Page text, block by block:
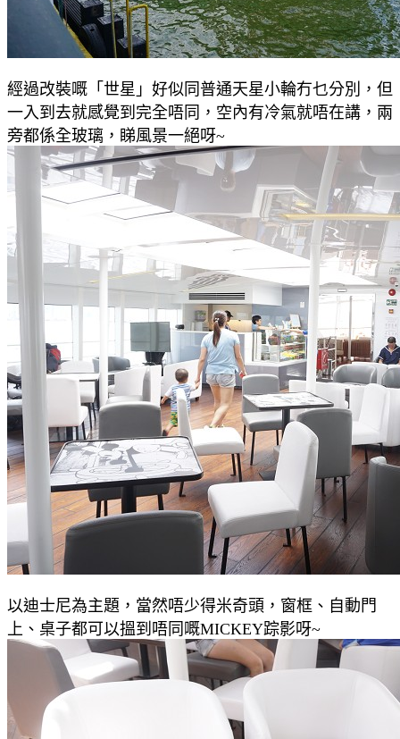
經過改裝嘅「世星」好似同普通天星小輪冇乜分別，但
一入到去就感覺到完全唔同，空內有冷氣就唔在講，兩
旁都係全玻璃，睇風景一絕呀~
以迪士尼為主題，當然唔少得米奇頭，窗框、自動門
上、桌子都可以搵到唔同嘅MICKEY踪影呀~